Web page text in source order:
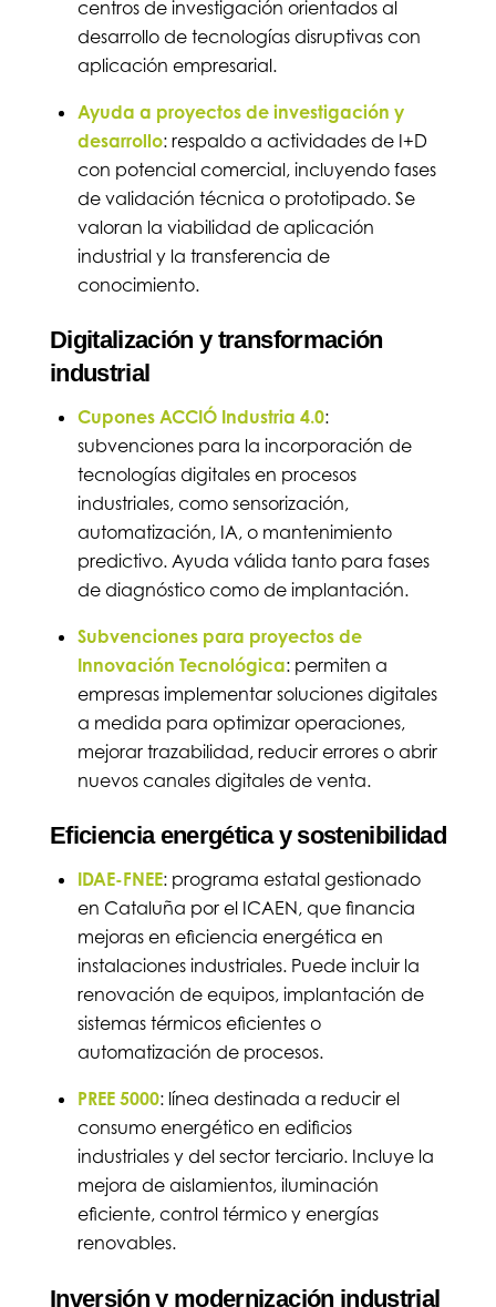
centros de investigación orientados al
desarrollo de tecnologías disruptivas con
aplicación empresarial.
Ayuda a proyectos de investigación y
desarrollo: respaldo a actividades de I+D
con potencial comercial, incluyendo fases
de validación técnica o prototipado. Se
valoran la viabilidad de aplicación
industrial y la transferencia de
conocimiento.
Digitalización y transformación
industrial
Cupones ACCIÓ Industria 4.0:
subvenciones para la incorporación de
tecnologías digitales en procesos
industriales, como sensorización,
automatización, IA, o mantenimiento
predictivo. Ayuda válida tanto para fases
de diagnóstico como de implantación.
Subvenciones para proyectos de
Innovación Tecnológica: permiten a
empresas implementar soluciones digitales
a medida para optimizar operaciones,
mejorar trazabilidad, reducir errores o abrir
nuevos canales digitales de venta.
Eficiencia energética y sostenibilidad
IDAE-FNEE: programa estatal gestionado
en Cataluña por el ICAEN, que financia
mejoras en eficiencia energética en
instalaciones industriales. Puede incluir la
renovación de equipos, implantación de
sistemas térmicos eficientes o
automatización de procesos.
PREE 5000: línea destinada a reducir el
consumo energético en edificios
industriales y del sector terciario. Incluye la
mejora de aislamientos, iluminación
eficiente, control térmico y energías
renovables.
Inversión y modernización industrial